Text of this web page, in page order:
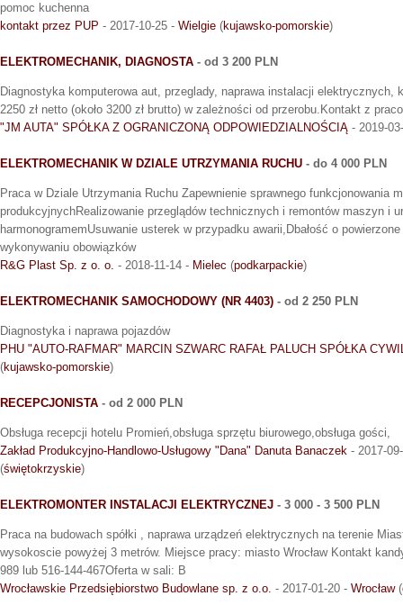
pomoc kuchenna
kontakt przez PUP - 2017-10-25 - Wielgie (kujawsko-pomorskie)
ELEKTROMECHANIK, DIAGNOSTA - od 3 200 PLN
Diagnostyka komputerowa aut, przeglady, naprawa instalacji elektrycznych,
2250 zł netto (około 3200 zł brutto) w zależności od przerobu.Kontakt z
"JM AUTA" SPÓŁKA Z OGRANICZONĄ ODPOWIEDZIALNOŚCIĄ - 2019-
ELEKTROMECHANIK W DZIALE UTRZYMANIA RUCHU - do 4 000 PLN
Praca w Dziale Utrzymania Ruchu Zapewnienie sprawnego funkcjonowania
produkcyjnychRealizowanie przeglądów technicznych i remontów maszyn i
harmonogramemUsuwanie usterek w przypadku awarii,Dbałość o
wykonywaniu obowiązków
R&G Plast Sp. z o. o. - 2018-11-14 - Mielec (podkarpackie)
ELEKTROMECHANIK SAMOCHODOWY (NR 4403) - od 2 250 PLN
Diagnostyka i naprawa pojazdów
PHU "AUTO-RAFMAR" MARCIN SZWARC RAFAŁ PALUCH SPÓŁKA
(kujawsko-pomorskie)
RECEPCJONISTA - od 2 000 PLN
Obsługa recepcji hotelu Promień,obsługa sprzętu biurowego,obsługa gości,
Zakład Produkcyjno-Handlowo-Usługowy "Dana" Danuta Banaczek - 2017-
(świętokrzyskie)
ELEKTROMONTER INSTALACJI ELEKTRYCZNEJ - 3 000 - 3 500 PLN
Praca na budowach spółki , naprawa urządzeń elektrycznych na terenie
wysokoscie powyżej 3 metrów. Miejsce pracy: miasto Wrocław Kontakt
989 lub 516-144-467Oferta w sali: B
Wrocławskie Przedsiębiorstwo Budowlane sp. z o.o. - 2017-01-20 - Wrocław(